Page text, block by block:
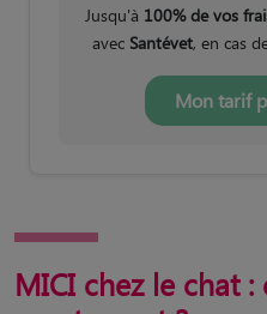
Jusqu'à 100% de vos
avecSantévet, en cas
Mon tarif
MICI chez le chat :